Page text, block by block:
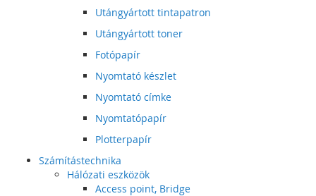
Utángyártott tintapatron
Utángyártott toner
Fotópapír
Nyomtató készlet
Nyomtató címke
Nyomtatópapír
Plotterpapír
Számítástechnika
Hálózati eszközök
Access point, Bridge